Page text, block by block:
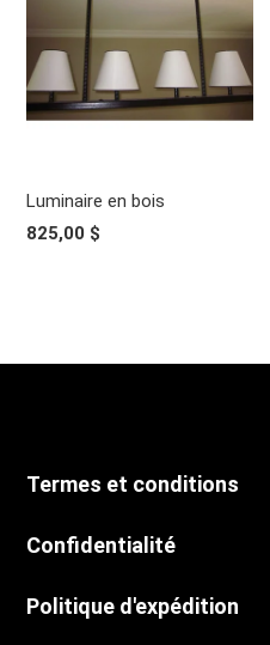
Luminaire en bois
825,00 $
Termes et conditions
Confidentialité
Politique d'expédition